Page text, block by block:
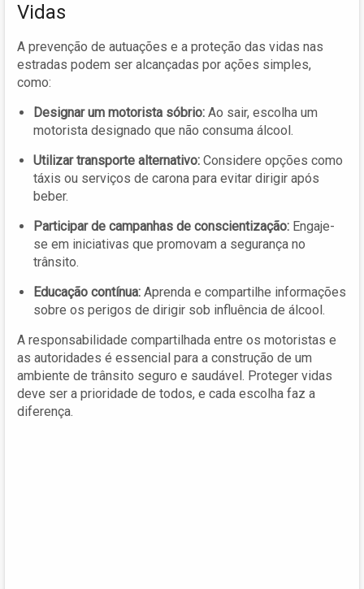
Vidas
A prevenção de autuações e a proteção das vidas nas
estradas podem ser alcançadas por ações simples,
como:
Designar um motorista sóbrio: Ao sair, escolha um
motorista designado que não consuma álcool.
Utilizar transporte alternativo: Considere opções como
táxis ou serviços de carona para evitar dirigir após
beber.
Participar de campanhas de conscientização: Engaje-
se em iniciativas que promovam a segurança no
trânsito.
Educação contínua: Aprenda e compartilhe informações
sobre os perigos de dirigir sob influência de álcool.
A responsabilidade compartilhada entre os motoristas e
as autoridades é essencial para a construção de um
ambiente de trânsito seguro e saudável. Proteger vidas
deve ser a prioridade de todos, e cada escolha faz a
diferença.